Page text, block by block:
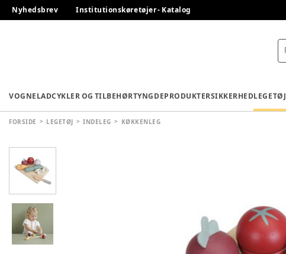
Nyhedsbrev Institutionskøretøjer - Katalog
VOGNELADCYKLER OG TILBEHØRTYNGDEPRODUKTERSIKKERHEDLEGETØJ
FORSIDE LEGETØJ INDELEG KØKKENLEG